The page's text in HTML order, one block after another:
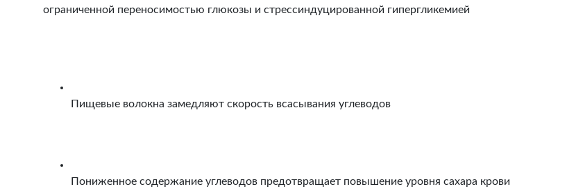
ограниченной переносимостью глюкозы и стрессиндуцированной гипергликемией
Пищевые волокна замедляют скорость всасывания углеводов
Пониженное содержание углеводов предотвращает повышение уровня сахара крови